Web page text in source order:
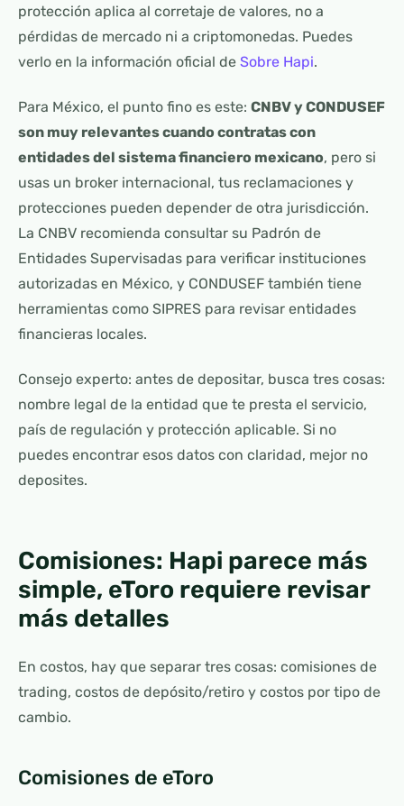
protección aplica al corretaje de valores, no a
pérdidas de mercado ni a criptomonedas. Puedes
verlo en la información oficial de Sobre Hapi.
Para México, el punto fino es este: CNBV y CONDUSEF
son muy relevantes cuando contratas con
entidades del sistema financiero mexicano, pero si
usas un broker internacional, tus reclamaciones y
protecciones pueden depender de otra jurisdicción.
La CNBV recomienda consultar su Padrón de
Entidades Supervisadas para verificar instituciones
autorizadas en México, y CONDUSEF también tiene
herramientas como SIPRES para revisar entidades
financieras locales.
Consejo experto: antes de depositar, busca tres cosas:
nombre legal de la entidad que te presta el servicio,
país de regulación y protección aplicable. Si no
puedes encontrar esos datos con claridad, mejor no
deposites.
Comisiones: Hapi parece más
simple, eToro requiere revisar
más detalles
En costos, hay que separar tres cosas: comisiones de
trading, costos de depósito/retiro y costos por tipo de
cambio.
Comisiones de eToro